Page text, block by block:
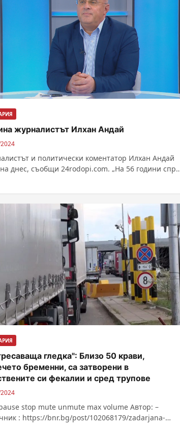
журналистът Илхан Андай
и политически коментатор Илхан Андай
днес, съобщи 24rodopi.com. „На 56 години спря
гледка": Близо 50 крави,
бременни, са затворени в
си фекалии и сред трупове
stop mute unmute max volume Автор: –
: https://bnr.bg/post/102068179/zadarjana-